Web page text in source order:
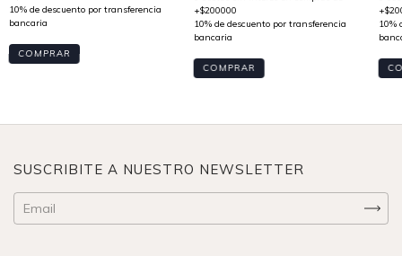
COMPRAR
COMPRAR
SUSCRIBITE A NUESTRO NEWSLETTER